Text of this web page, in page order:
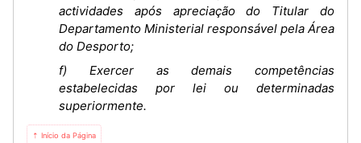
actividades após apreciação do Titular do
Departamento Ministerial responsável pela Área
do Desporto;
f) Exercer as demais competências
estabelecidas por lei ou determinadas
superiormente.
⇡ Início da Página